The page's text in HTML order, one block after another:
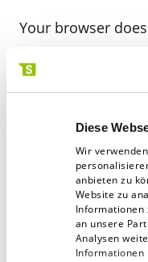
Diese
Wir
anbieten zu
Website zu
Informationen
an unsere
Analysen
Informationen
Your browser
Mehr
925-550 oder
Text: Marten Hahn
Montage: